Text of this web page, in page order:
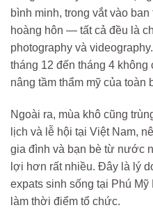
bình minh, trong vắt vào
hoàng hôn — tất cả đều là
photography và
tháng 12 đến tháng 4
nâng tầm thẩm mỹ của toàn
Ngoài ra, mùa khô cũng
lịch và lễ hội tại Việt Nam,
gia đình và bạn bè từ nước
lợi hơn rất nhiều. Đây là lý
expats sinh sống tại Phú
làm thời điểm tổ chức.